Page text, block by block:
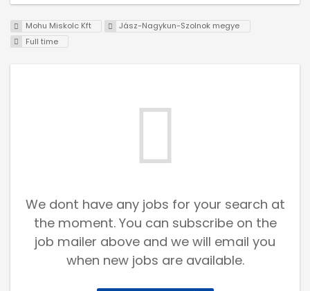
Mohu Miskolc Kft
Jász-Nagykun-Szolnok megye
Full time
We dont have any jobs for your search at
the moment. You can subscribe on the
job mailer above and we will email you
when new jobs are available.